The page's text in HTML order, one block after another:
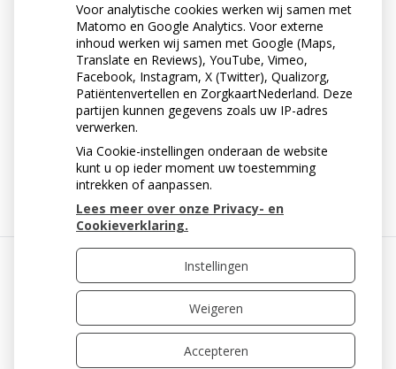
« Terug naar het overzicht
Uw Zorg Online|Beheer
Privacy verklaring Cookie-instellingen Voorwaarden
Voor analytische cookies werken wij samen met
Matomo en Google Analytics. Voor externe
inhoud werken wij samen met Google (Maps,
Translate en Reviews), YouTube, Vimeo,
Facebook, Instagram, X (Twitter), Qualizorg,
Patiëntenvertellen en ZorgkaartNederland. Deze
partijen kunnen gegevens zoals uw IP-adres
verwerken.
Via Cookie-instellingen onderaan de website
kunt u op ieder moment uw toestemming
intrekken of aanpassen.
Lees meer over onze Privacy- en
Cookieverklaring.
Instellingen
Weigeren
Accepteren